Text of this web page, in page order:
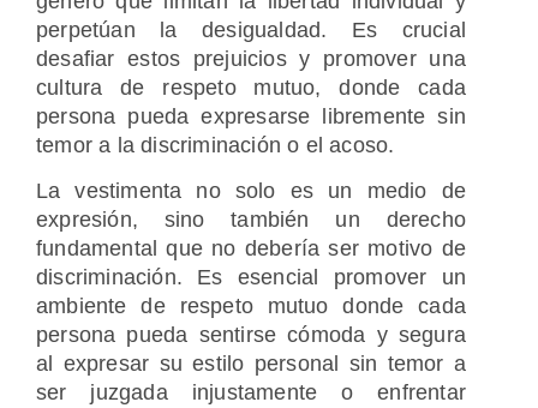
perpetúan la desigualdad. Es crucial
desafiar estos prejuicios y promover una
cultura de respeto mutuo, donde cada
persona pueda expresarse libremente sin
temor a la discriminación o el acoso.
La vestimenta no solo es un medio de
expresión, sino también un derecho
fundamental que no debería ser motivo de
discriminación. Es esencial promover un
ambiente de respeto mutuo donde cada
persona pueda sentirse cómoda y segura
al expresar su estilo personal sin temor a
ser juzgada injustamente o enfrentar